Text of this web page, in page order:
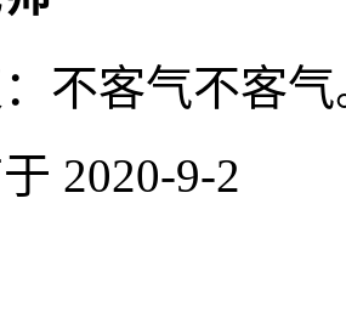
不客气不客气
2020-9-2